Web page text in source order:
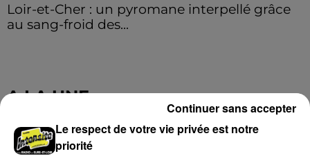
Loir-et-Cher : un pyromane interpellé grâce
au sang-froid des...
Grâce...
A LA UNE
Le respect de votre vie privée est notre
priorité
Continuer sans accepter